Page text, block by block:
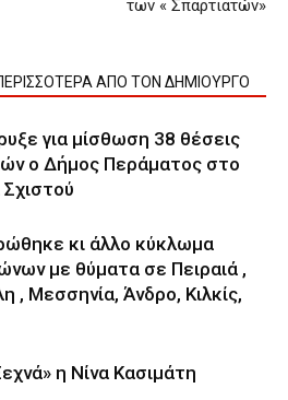
των « Σπαρτιατών»
ΑΠΟ ΤΟΝ ΔΗΜΙΟΥΡΓΟ
για μίσθωση 38 θέσεις
ο Δήμος Περάματος στο
Σχιστού
κι άλλο κύκλωμα
με θύματα σε Πειραιά ,
, Μεσσηνία, Άνδρο, Κιλκίς,
η Νίνα Κασιμάτη